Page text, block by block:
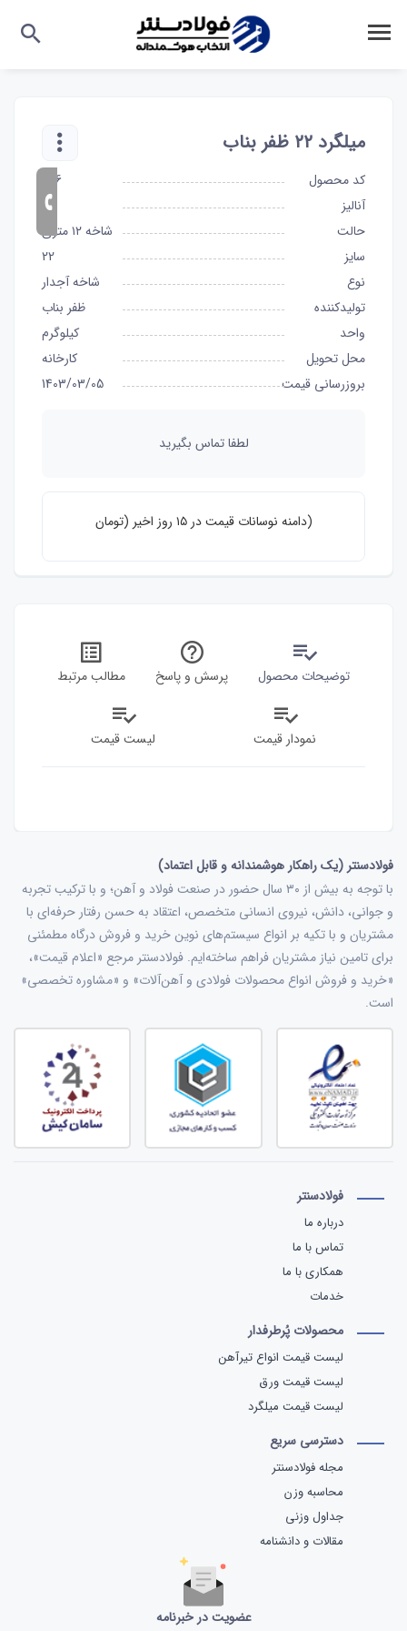
میلگرد ۲۲ ظفر بناب
کد محصول
896
آنالیز
A3
حالت
شاخه ۱۲ متری
سایز
22
نوع
شاخه آجدار
تولیدکننده
ظفر بناب
واحد
کیلوگرم
محل تحویل
کارخانه
بروزرسانی قیمت
1403/03/05
لطفا تماس بگیرید
دامنه نوسانات قیمت در ۱۵ روز اخیر (تومان)
توضیحات محصول پرسش و پاسخ مطالب مرتبط
نمودار قیمت لیست قیمت
فولادسنتر (یک راهکار هوشمندانه و قابل اعتماد)
با توجه به بیش از ۳۰ سال حضور در صنعت فولاد و آهن؛ و با ترکیب تجربه
و جوانی، دانش، نیروی انسانی متخصص، اعتقاد به حسن رفتار حرفه‌ای با
مشتریان و با تکیه بر انواع سیستم‌های نوین خرید و فروش درگاه مطمئنی
برای تامین نیاز مشتریان فراهم ساخته‌ایم. فولادسنتر مرجع «اعلام قیمت»،
«خرید و فروش انواع محصولات فولادی و آهن‌آلات» و «مشاوره تخصصی»
است.
فولادسنتر
درباره ما
تماس با ما
همکاری با ما
خدمات
محصولات پُرطرفدار
لیست قیمت انواع تیرآهن
لیست قیمت ورق
لیست قیمت میلگرد
دسترسی سریع
مجله فولادسنتر
محاسبه وزن
جداول وزنی
مقالات و دانشنامه
عضویت در خبرنامه